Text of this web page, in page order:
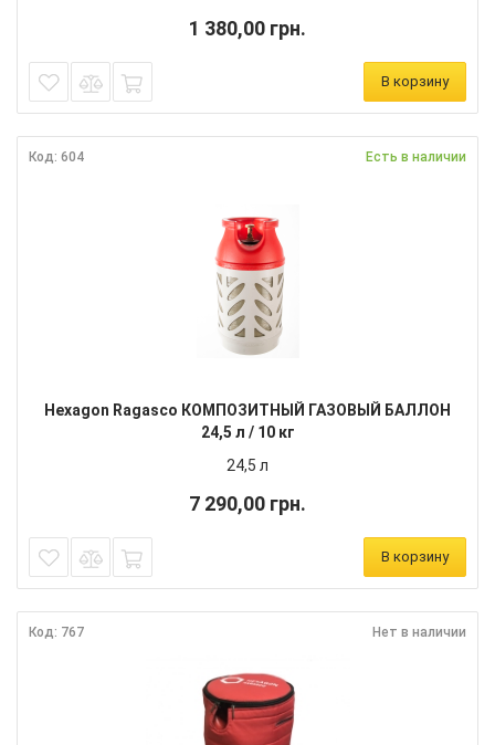
1 380,00 грн.
В корзину
Код: 604 Есть в наличии
Hexagon Ragasco КОМПОЗИТНЫЙ ГАЗОВЫЙ БАЛЛОН
24,5 л / 10 кг
24,5 л
7 290,00 грн.
В корзину
Код: 767 Нет в наличии